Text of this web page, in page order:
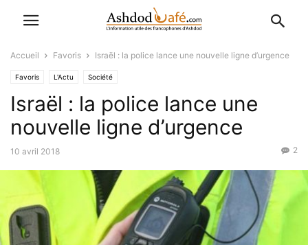
Accueil Favoris Israël : la police lance une nouvelle ligne d’urgence
Favoris L'Actu Société
Israël : la police lance une
nouvelle ligne d’urgence
10 avril 2018 2